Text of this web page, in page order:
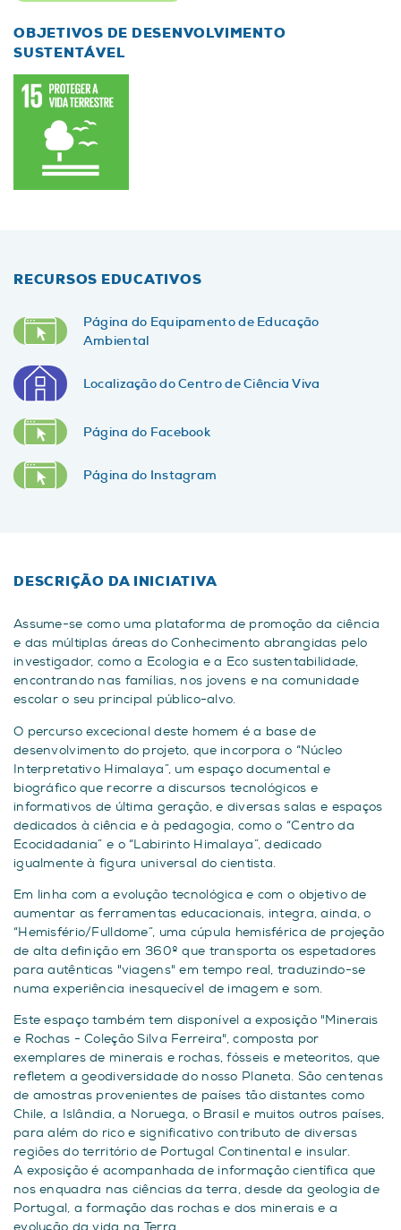
OBJETIVOS DE DESENVOLVIMENTO
SUSTENTÁVEL
RECURSOS EDUCATIVOS
Página do Equipamento de Educação
Ambiental
Localização do Centro de Ciência Viva
Página do Facebook
Página do Instagram
DESCRIÇÃO DA INICIATIVA
Assume-se como uma plataforma de promoção da ciência
e das múltiplas áreas do Conhecimento abrangidas pelo
investigador, como a Ecologia e a Eco sustentabilidade,
encontrando nas famílias, nos jovens e na comunidade
escolar o seu principal público-alvo.
O percurso excecional deste homem é a base de
desenvolvimento do projeto, que incorpora o “Núcleo
Interpretativo Himalaya”, um espaço documental e
biográfico que recorre a discursos tecnológicos e
informativos de última geração, e diversas salas e espaços
dedicados à ciência e à pedagogia, como o “Centro da
Ecocidadania” e o “Labirinto Himalaya”, dedicado
igualmente à figura universal do cientista.
Em linha com a evolução tecnológica e com o objetivo de
aumentar as ferramentas educacionais, integra, ainda, o
“Hemisfério/Fulldome”, uma cúpula hemisférica de projeção
de alta definição em 360º que transporta os espetadores
para autênticas "viagens" em tempo real, traduzindo-se
numa experiência inesquecível de imagem e som.
Este espaço também tem disponível a exposição "Minerais
e Rochas - Coleção Silva Ferreira", composta por
exemplares de minerais e rochas, fósseis e meteoritos, que
refletem a geodiversidade do nosso Planeta. São centenas
de amostras provenientes de países tão distantes como
Chile, a Islândia, a Noruega, o Brasil e muitos outros países,
para além do rico e significativo contributo de diversas
regiões do território de Portugal Continental e insular.
A exposição é acompanhada de informação científica que
nos enquadra nas ciências da terra, desde da geologia de
Portugal, a formação das rochas e dos minerais e a